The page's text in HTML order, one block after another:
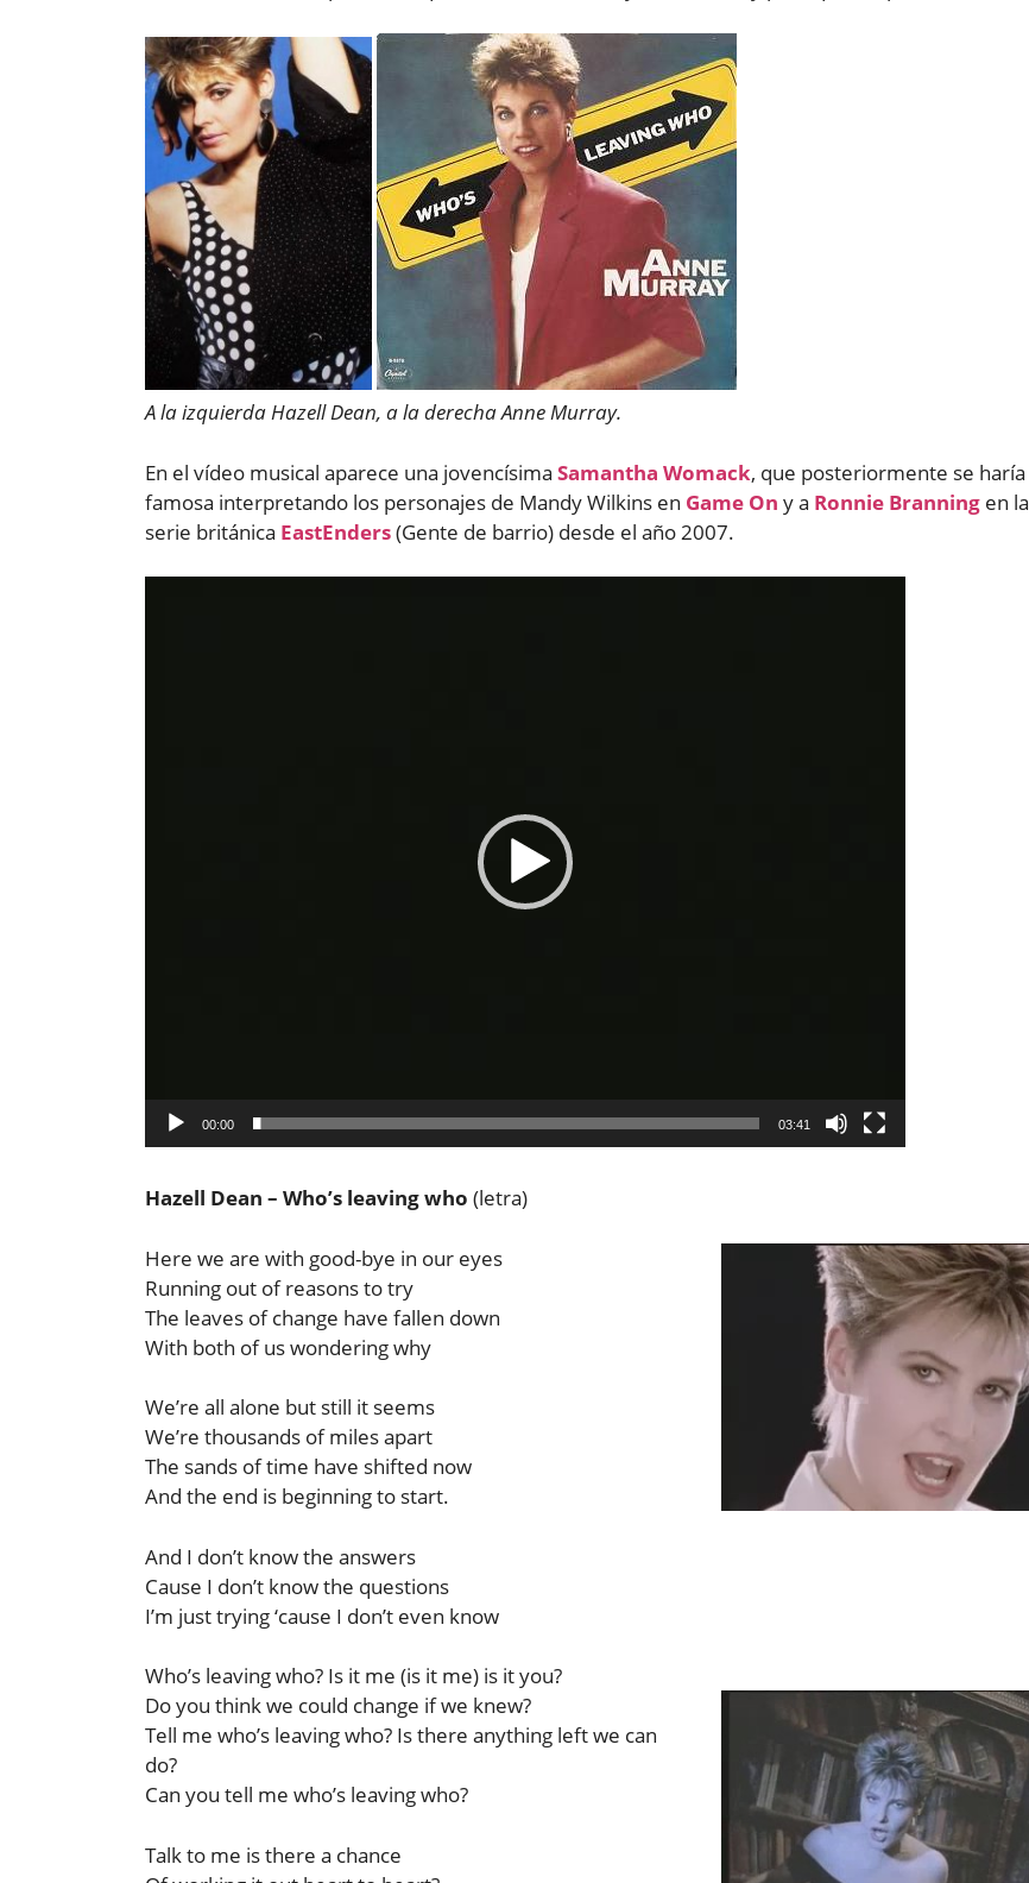
A la izquierda Hazell Dean, a la derecha Anne Murray.
En el vídeo musical aparece una jovencísima Samantha Womack, que posteriormente se haría
famosa interpretando los personajes de Mandy Wilkins en Game On y a Ronnie Branning en la
serie británica EastEnders(Gente de barrio) desde el año 2007.
00:00 03:41
Hazell Dean – Who’s leaving who (letra)
Here we are with good-bye in our eyes
Running out of reasons to try
The leaves of change have fallen down
With both of us wondering why
We’re all alone but still it seems
We’re thousands of miles apart
The sands of time have shifted now
And the end is beginning to start.
And I don’t know the answers
Cause I don’t know the questions
I’m just trying ‘cause I don’t even know
Who’s leaving who? Is it me (is it me) is it you?
Do you think we could change if we knew?
Tell me who’s leaving who? Is there anything left we can
do?
Can you tell me who’s leaving who?
Talk to me is there a chance